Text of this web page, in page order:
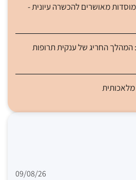
מאושרים להכשרה עיונית -
המהלך החריג של ענקית תרופות
מלאכותית
09/08/26